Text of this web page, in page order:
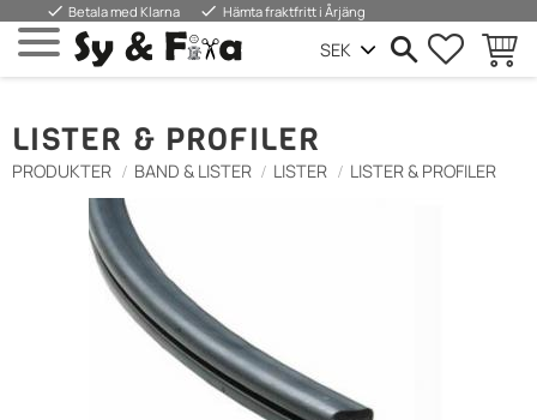
Menu
done Betala med Klarna done Hämta fraktfritt i Årjäng
LISTER & PROFILER
PRODUKTER BAND & LISTER LISTER LISTER & PROFILER